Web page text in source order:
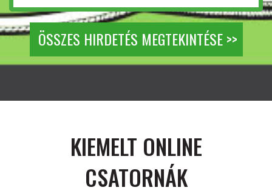
ÖSSZES HIRDETÉS MEGTEKINTÉSE >>
KIEMELT ONLINE
CSATORNÁK